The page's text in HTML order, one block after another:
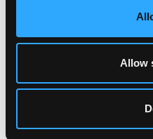
Allow
atualizações
Políticas de
Experimente uma